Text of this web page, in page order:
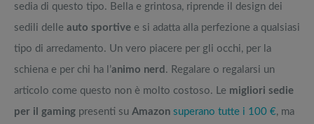
sedia di questo tipo. Bella e grintosa, riprende il design dei
sedili delle auto sportive e si adatta alla perfezione a qualsiasi
tipo di arredamento. Un vero piacere per gli occhi, per la
schiena e per chi ha l’animo nerd . Regalare o regalarsi un
articolo come questo non è molto costoso. Le migliori sedie
per il gaming presenti su Amazon superano tutte i 100 €, ma